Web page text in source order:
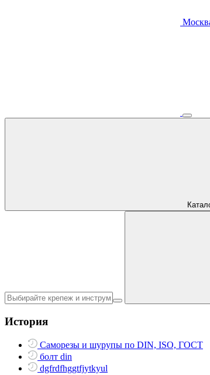
История
Саморезы и шурупы по DIN, ISO, ГОСТ
болт din
dgfrdfhggtfjytkyul